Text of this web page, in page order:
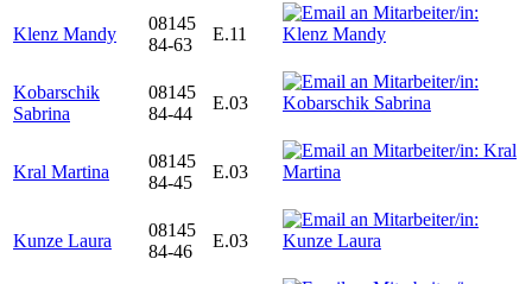
Klenz Mandy
08145
84-63
E.11
Kobarschik
Sabrina
08145
84-44
E.03
Kral Martina
08145
84-45
E.03
Kunze Laura
08145
84-46
E.03